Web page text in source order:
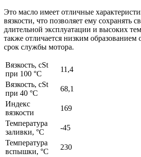
Это масло имеет отличные
вязкости, что позволяет ему сохранять
длительной эксплуатации и высоких
также отличается низким
срок службы мотора.
Вязкость, cSt
при 100 °C
11,4
Вязкость, cSt
при 40 °C
68,1
Индекс
вязкости
169
Температура
заливки, °C
-45
Температура
вспышки, °C
230